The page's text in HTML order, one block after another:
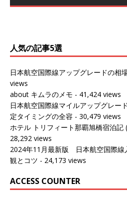
人気の記事5選
日本航空国際線アップグレードの相
views
about キムラのメモ - 41,424 views
日本航空国際線マイルアップグレー
定タイミングの全容 - 30,479 views
ホテル トリフィート那覇旭橋宿泊記
28,292 views
2024年11月最新版 日本航空国際線
観とコツ - 24,173 views
ACCESS COUNTER